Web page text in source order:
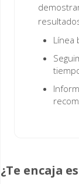
Línea
¿Te encaja